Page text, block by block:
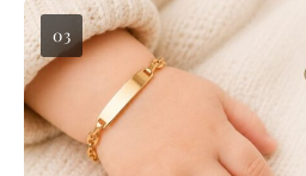
03